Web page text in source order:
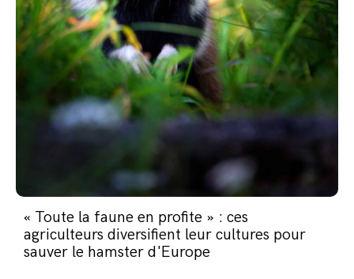
« Toute la faune en profite » : ces
agriculteurs diversifient leur cultures pour
sauver le hamster d'Europe